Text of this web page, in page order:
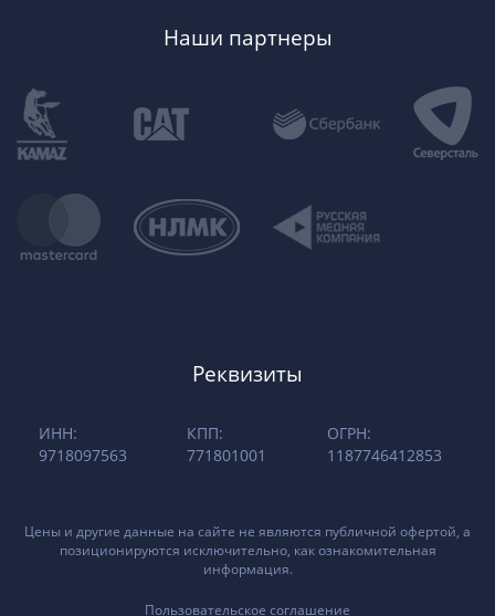
Наши партнеры
Реквизиты
ИНН:
9718097563
КПП:
771801001
ОГРН:
1187746412853
Цены и другие данные на сайте не являются публичной офертой, а
позиционируются исключительно, как ознакомительная
информация.
Пользовательское соглашение